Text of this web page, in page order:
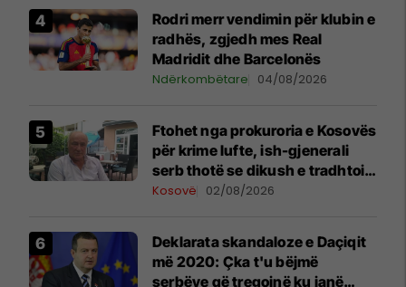
Rodri merr vendimin për klubin e
radhës, zgjedh mes Real
Madridit dhe Barcelonës
Ndërkombëtare 04/08/2026
Ftohet nga prokuroria e Kosovës
për krime lufte, ish-gjenerali
serb thotë se dikush e tradhtoi
në Beograd
Kosovë 02/08/2026
​Deklarata skandaloze e Daçiqit
më 2020: Çka t'u bëjmë
serbëve që tregojnë ku janë